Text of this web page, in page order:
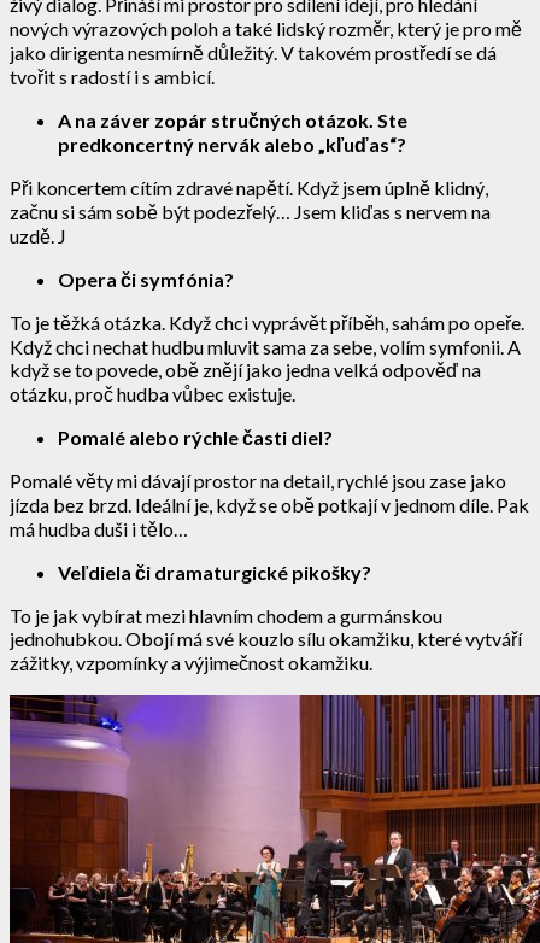
nových výrazových poloh a také lidský rozměr, který je pro mě
jako dirigenta nesmírně důležitý. V takovém prostředí se dá
tvořit s radostí i s ambicí.
A na záver zopár stručných otázok. Ste
predkoncertný nervák alebo „kľuďas“?
Při koncertem cítím zdravé napětí. Když jsem úplně klidný,
začnu si sám sobě být podezřelý… Jsem kliďas s nervem na
uzdě. J
Opera či symfónia?
To je těžká otázka. Když chci vyprávět příběh, sahám po opeře.
Když chci nechat hudbu mluvit sama za sebe, volím symfonii. A
když se to povede, obě znějí jako jedna velká odpověď na
otázku, proč hudba vůbec existuje.
Pomalé alebo rýchle časti diel?
Pomalé věty mi dávají prostor na detail, rychlé jsou zase jako
jízda bez brzd. Ideální je, když se obě potkají v jednom díle. Pak
má hudba duši i tělo…
Veľdiela či dramaturgické pikošky?
To je jak vybírat mezi hlavním chodem a gurmánskou
jednohubkou. Obojí má své kouzlo sílu okamžiku, které vytváří
zážitky, vzpomínky a výjimečnost okamžiku.